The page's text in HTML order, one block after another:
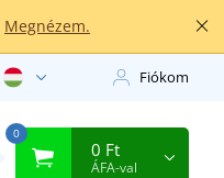
Megnézem.
Fiókom
0
0 Ft
ÁFA-val